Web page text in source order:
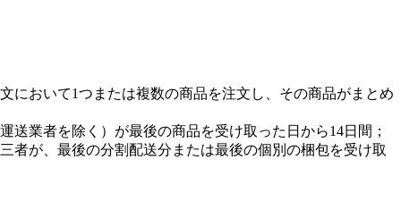
において1つまたは複数の商品を注文し、その商品がまとめ
業者を除く）が最後の商品を受け取った日から14日間；
者が、最後の分割配送分または最後の個別の梱包を受け取